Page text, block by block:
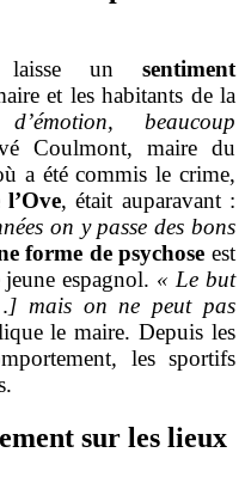
laisse un sentiment
et les habitants de la
beaucoup
Coulmont, maire du
a été commis le crime,
, était auparavant :
on y passe des bons
forme de psychose est
jeune espagnol. « Le but
mais on ne peut pas
le maire. Depuis les
, les sportifs
sur les lieux